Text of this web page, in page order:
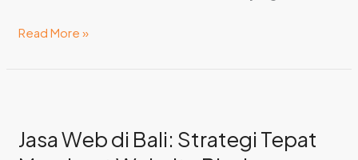
Read More »
Jasa Web di Bali: Strategi Tepat
di